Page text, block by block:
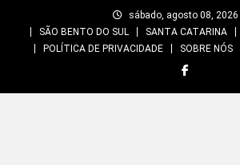
sábado, agosto 08, 2026
SÃO BENTO DO SUL
SANTA CATARINA
POLÍTICA DE PRIVACIDADE
SOBRE NÓS